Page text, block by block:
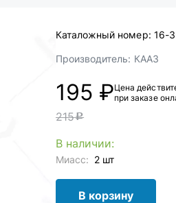
Каталожный номер: 16-
Производитель: КААЗ
195 ₽Цена
при заказе
215c
В наличии:
Миасс: 2 шт
В корзину